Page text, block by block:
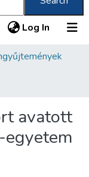
Log In (current)
avatott